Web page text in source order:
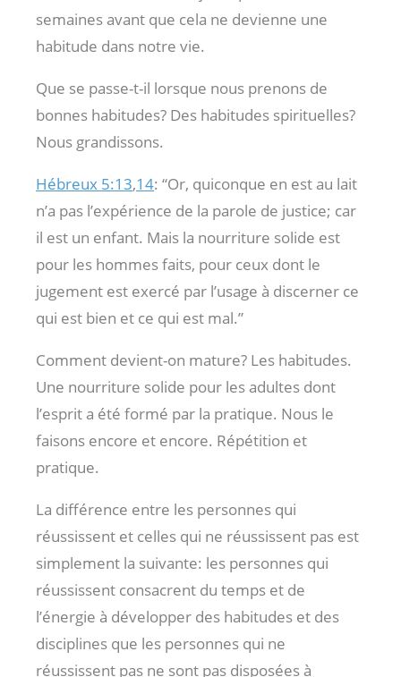
semaines avant que cela ne devienne une
habitude dans notre vie.
Que se passe-t-il lorsque nous prenons de
bonnes habitudes? Des habitudes spirituelles?
Nous grandissons.
Hébreux 5:13,14: “Or, quiconque en est au lait
n’a pas l’expérience de la parole de justice; car
il est un enfant. Mais la nourriture solide est
pour les hommes faits, pour ceux dont le
jugement est exercé par l’usage à discerner ce
qui est bien et ce qui est mal.”
Comment devient-on mature? Les habitudes.
Une nourriture solide pour les adultes dont
l’esprit a été formé par la pratique. Nous le
faisons encore et encore. Répétition et
pratique.
La différence entre les personnes qui
réussissent et celles qui ne réussissent pas est
simplement la suivante: les personnes qui
réussissent consacrent du temps et de
l’énergie à développer des habitudes et des
disciplines que les personnes qui ne
réussissent pas ne sont pas disposées à